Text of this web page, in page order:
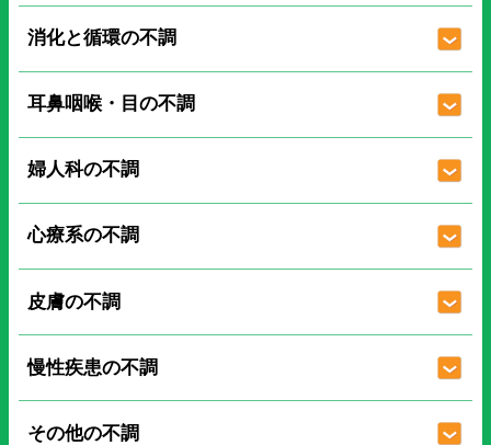
消化と循環の不調
耳鼻咽喉・目の不調
婦人科の不調
心療系の不調
皮膚の不調
慢性疾患の不調
その他の不調